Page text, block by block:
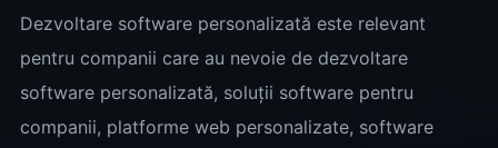
Dezvoltare software personalizată este relevant
pentru companii care au nevoie de dezvoltare
software personalizată, soluții software pentru
companii, platforme web personalizate, software